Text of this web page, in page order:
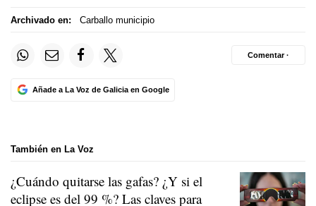
Archivado en: Carballo municipio
Añade a La Voz de Galicia en Google
Comentar ·
También en La Voz
¿Cuándo quitarse las gafas? ¿Y si el
eclipse es del 99 %? Las claves para